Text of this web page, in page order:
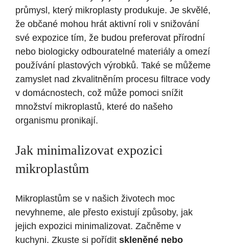
průmysl, který mikroplasty produkuje. Je skvělé,
že občané mohou hrát aktivní roli v snižování
své expozice tím, že budou preferovat přírodní
nebo biologicky odbouratelné materiály a omezí
používání plastových výrobků. Také se můžeme
zamyslet nad zkvalitněním procesu filtrace vody
v domácnostech, což může pomoci snížit
množství mikroplastů, které do našeho
organismu pronikají.
Jak minimalizovat expozici
mikroplastům
Mikroplastům se v našich životech moc
nevyhneme, ale přesto existují způsoby, jak
jejich expozici minimalizovat. Začněme v
kuchyni. Zkuste si pořídit skleněné nebo